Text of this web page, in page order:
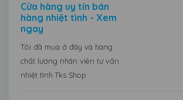
Cửa hàng uy tín bán
hàng nhiệt tình - Xem
ngay
Tôi đã mua ở đây và hàng
chất lượng nhân viên tư vấn
nhiệt tình.Tks Shop